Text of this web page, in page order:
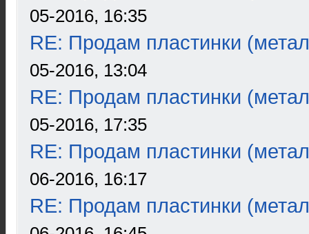
05-2016, 16:35
RE: Продам пластинки
05-2016, 13:04
RE: Продам пластинки
05-2016, 17:35
RE: Продам пластинки
06-2016, 16:17
RE: Продам пластинки